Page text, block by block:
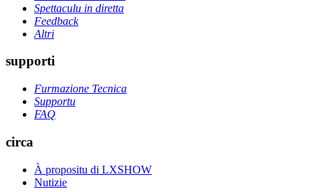
Spettaculu in diretta
Feedback
Altri
supporti
Furmazione Tecnica
Supportu
FAQ
circa
À propositu di LXSHOW
Nutizie